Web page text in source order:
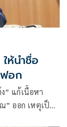
ห้นำชื่อ
อก
” แก้เนื้อหา
” ออก เหตุเป็น